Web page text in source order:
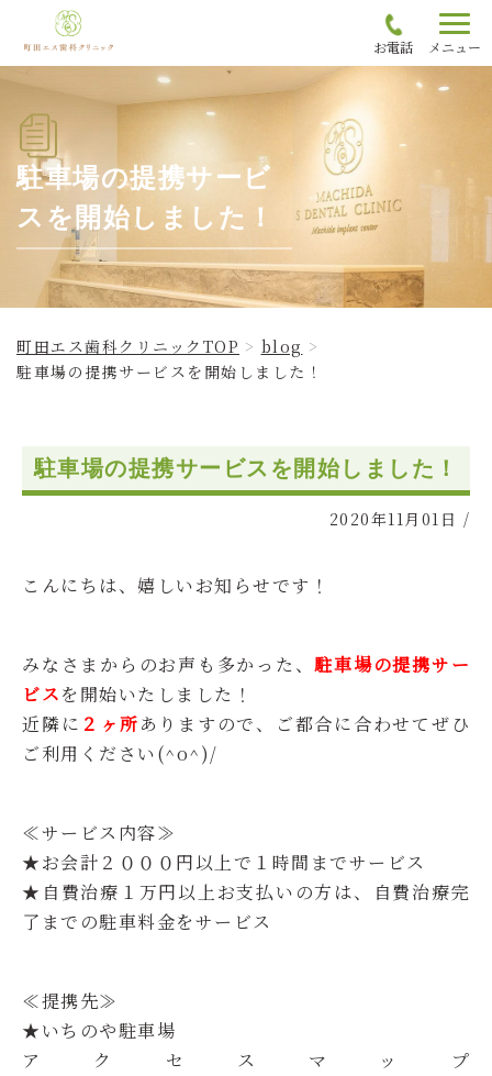
お電話 メニュー
駐車場の提携サービ
スを開始しました！
町田エス歯科クリニックTOP
blog
駐車場の提携サービスを開始しました！
駐車場の提携サービスを開始しました！
2020年11月01日 /
こんにちは、嬉しいお知らせです！
みなさまからのお声も多かった、駐車場の提携サー
ビスを開始いたしました！
近隣に ２ヶ所ありますので、ご都合に合わせてぜひ
ご利用ください(^o^)/
≪サービス内容≫
★お会計２０００円以上で１時間までサービス
★自費治療１万円以上お支払いの方は、自費治療完
了までの駐車料金をサービス
≪提携先≫
★いちのや駐車場
アクセスマップ